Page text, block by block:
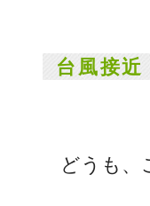
台風接近
どうも、